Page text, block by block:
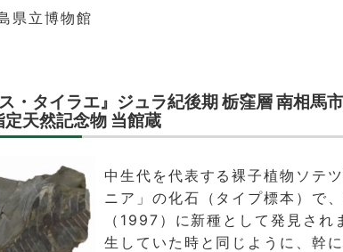
県立博物館
・タイラエ』ジュラ紀後期 栃窪層 南相馬
天然記念物 当館蔵
中生代を代表する裸子植物ソテ
ニア」の化石（タイプ標本）で
（1997）に新種として発見され
生していた時と同じように、幹